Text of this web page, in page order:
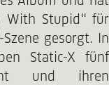
With Stupid“ für
gesorgt. In
Static-X fünf
und ihren